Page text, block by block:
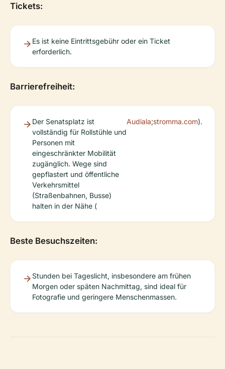
Tickets:
Es ist keine Eintrittsgebühr oder ein Ticket
erforderlich.
Barrierefreiheit:
Der Senatsplatz ist
vollständig für Rollstühle und
Personen mit
eingeschränkter Mobilität
zugänglich. Wege sind
gepflastert und öffentliche
Verkehrsmittel
(Straßenbahnen, Busse)
halten in der Nähe (
Audiala;stromma.com).
Beste Besuchszeiten:
Stunden bei Tageslicht, insbesondere am frühen
Morgen oder späten Nachmittag, sind ideal für
Fotografie und geringere Menschenmassen.